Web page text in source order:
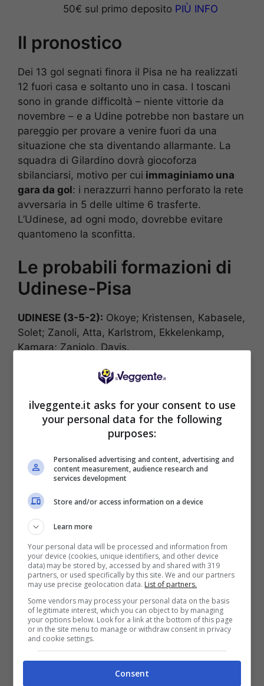
50€ sul primo deposito PIÙ INFO
Il pronostico
Dei 13 gol segnati finora il Pisa ne ha realizzati
12 fuori casa e soltanto uno in casa. I toscani
sono in grande difficoltà – niente vittorie da
novembre – e a Udine potrebbe non bastare un
pareggio per provare a venire fuori da una
situazione che sta diventando allarmante. La
squadra di Gilardino dovrà giocoforza
sbilanciarsi, motivo per cui immaginiamo una
gara da gol: i nerazzurri hanno perforato la rete
avversaria in 5 delle ultime 6 trasferte.
L’Udinese, ad ogni modo, dovrebbe evitare
quantomeno la sconfitta.
Le probabili formazioni di
Udinese-Pisa
UDINESE (3-5-2): Okoye; Kristensen, Kabasele,
Solet; Zanoli, Atta, Karlstrom, Ekkelenkamp,
Kamara; Zaniolo, Davis.
Canestrelli; Touré, Leris, Aebischer, Marin,
[poll id=”2945″]
Bonus 50€ SENZA deposito + fino a 50€ di
rimborso
Bonus 50€ senza deposito sport + fino a 50€ di
bonus rimborso sul primo deposito
200€
Mostra Informazioni
ilveggente.it asks for your consent to use
your personal data for the following
purposes:
Personalised advertising and content, advertising and
content measurement, audience research and
services development
Store and/or access information on a device
Learn more
Your personal data will be processed and information from
your device (cookies, unique identifiers, and other device
data) may be stored by, accessed by and shared with 319
partners, or used specifically by this site. We and our partners
may use precise geolocation data. List of partners.
Some vendors may process your personal data on the basis
of legitimate interest, which you can object to by managing
your options below. Look for a link at the bottom of this page
or in the site menu to manage or withdraw consent in privacy
and cookie settings.
Consent